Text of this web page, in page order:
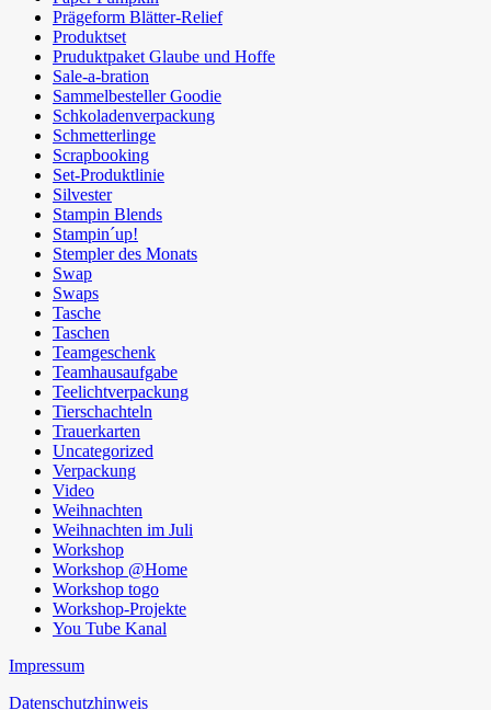
Prägeform Blätter-Relief
Produktset
Pruduktpaket Glaube und Hoffe
Sale-a-bration
Sammelbesteller Goodie
Schkoladenverpackung
Schmetterlinge
Scrapbooking
Set-Produktlinie
Silvester
Stampin Blends
Stampin´up!
Stempler des Monats
Swap
Swaps
Tasche
Taschen
Teamgeschenk
Teamhausaufgabe
Teelichtverpackung
Tierschachteln
Trauerkarten
Uncategorized
Verpackung
Video
Weihnachten
Weihnachten im Juli
Workshop
Workshop @Home
Workshop togo
Workshop-Projekte
You Tube Kanal
Impressum
Datenschutzhinweis